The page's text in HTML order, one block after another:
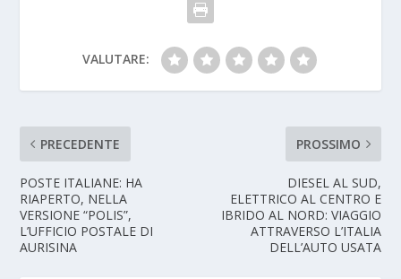
VALUTARE:
PRECEDENTE
POSTE ITALIANE: HA
RIAPERTO, NELLA
VERSIONE “POLIS”,
L’UFFICIO POSTALE DI
AURISINA
PROSSIMO
DIESEL AL SUD,
ELETTRICO AL CENTRO E
IBRIDO AL NORD: VIAGGIO
ATTRAVERSO L’ITALIA
DELL’AUTO USATA